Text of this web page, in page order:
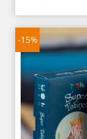
-15%